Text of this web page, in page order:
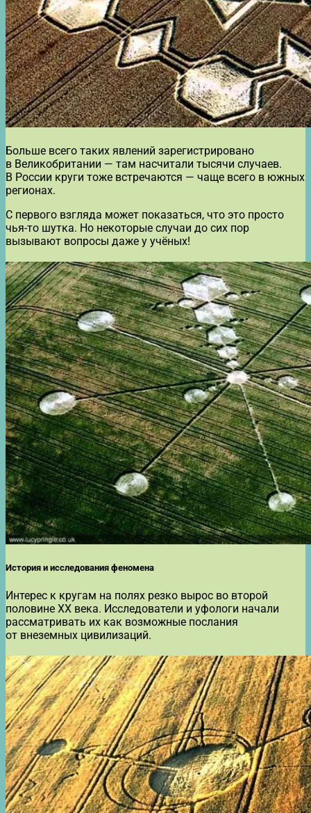
Больше всего таких явлений зарегистрировано
в Великобритании — там насчитали тысячи случаев.
В России круги тоже встречаются — чаще всего в южных
регионах.
С первого взгляда может показаться, что это просто
чья-то шутка. Но некоторые случаи до сих пор
вызывают вопросы даже у учёных!
История и исследования феномена
Интерес к кругам на полях резко вырос во второй
половине XX века. Исследователи и уфологи начали
рассматривать их как возможные послания
от внеземных цивилизаций.